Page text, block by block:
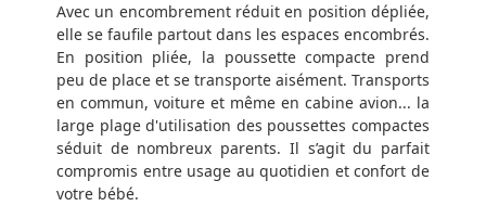
Avec un encombrement réduit en position dépliée,
elle se faufile partout dans les espaces encombrés.
En position pliée, la poussette compacte prend
peu de place et se transporte aisément. Transports
en commun, voiture et même en cabine avion... la
large plage d'utilisation des poussettes compactes
séduit de nombreux parents. Il s’agit du parfait
compromis entre usage au quotidien et confort de
votre bébé.